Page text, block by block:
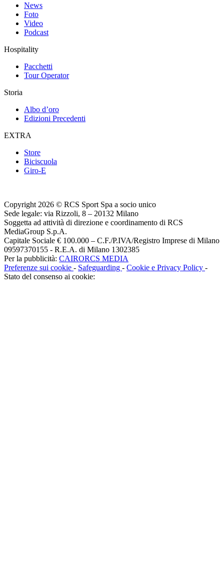
News
Foto
Video
Podcast
Hospitality
Pacchetti
Tour Operator
Storia
Albo d’oro
Edizioni Precedenti
EXTRA
Store
Biciscuola
Giro-E
Copyright 2026 © RCS Sport Spa a socio unico
Sede legale: via Rizzoli, 8 – 20132 Milano
Soggetta ad attività di direzione e coordinamento di RCS
MediaGroup S.p.A.
Capitale Sociale € 100.000 – C.F./P.IVA/Registro Imprese di Milano
09597370155 - R.E.A. di Milano 1302385
Per la pubblicità: CAIRORCS MEDIA
Preferenze sui cookie - Safeguarding - Cookie e Privacy Policy -
Stato del consenso ai cookie: